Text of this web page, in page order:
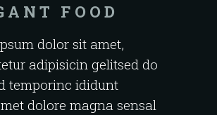
FOOD
dolor sit amet,
adipisicin gelitsed do
temporinc ididunt
dolore magna sensal